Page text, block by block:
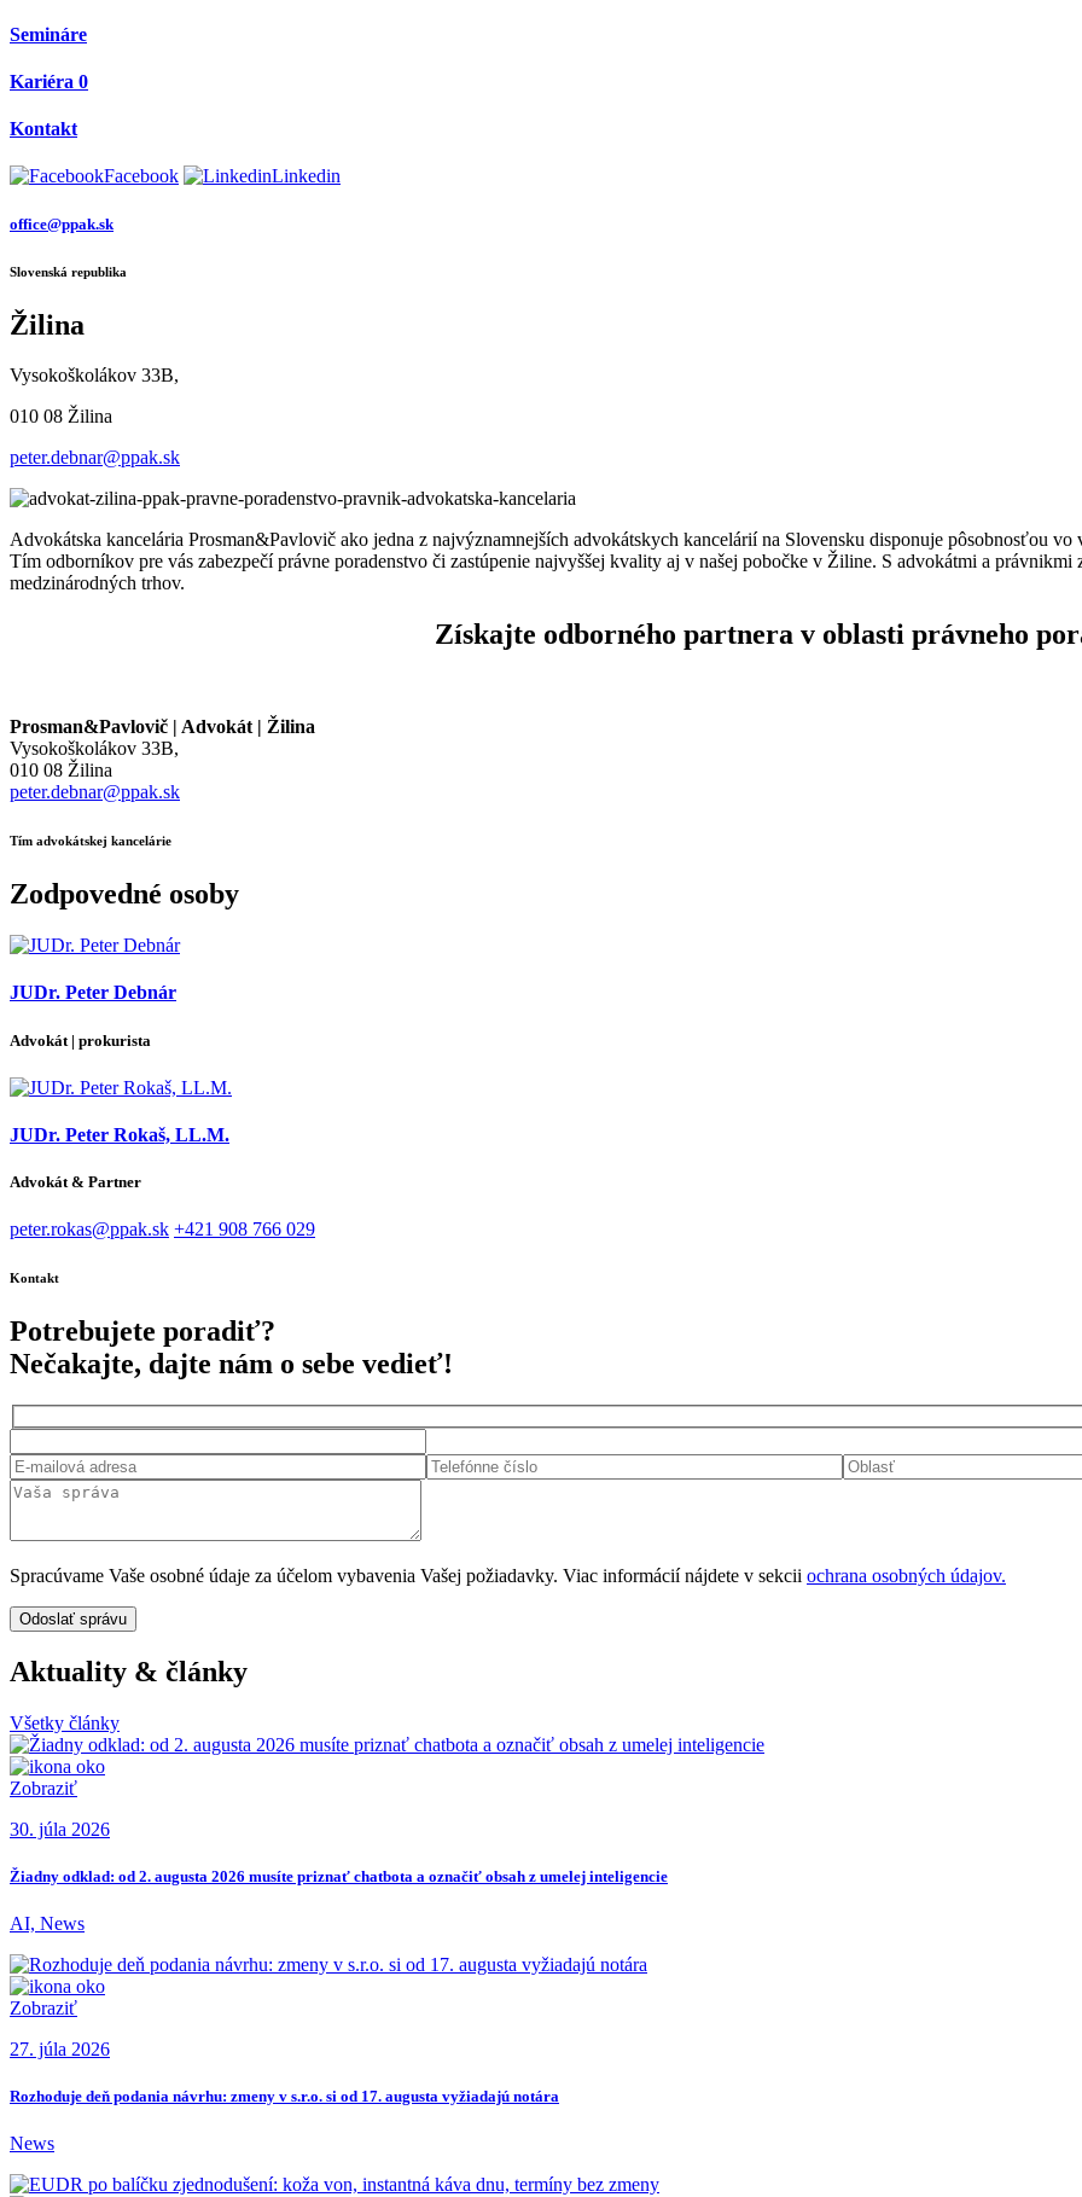
Semináre
Kariéra 0
Kontakt
Facebook Linkedin
office@ppak.sk
Slovenská republika
Žilina
Vysokoškolákov 33B,
010 08 Žilina
peter.debnar@ppak.sk
Advokátska kancelária Prosman&Pavlovič ako jedna z najvýznamnejších advokátskych kancelárií na Slovensku disponuje pôsobnosťou
Tím odborníkov pre vás zabezpečí právne poradenstvo či zastúpenie najvyššej kvality aj v našej pobočke v Žiline. S advokátmi a
medzinárodných trhov.
Získajte odborného partnera v oblasti právneho
Prosman&Pavlovič | Advokát | Žilina
Vysokoškolákov 33B,
010 08 Žilina
peter.debnar@ppak.sk
Tím advokátskej kancelárie
Zodpovedné osoby
JUDr. Peter Debnár
Advokát | prokurista
JUDr. Peter Rokaš, LL.M.
Advokát & Partner
peter.rokas@ppak.sk +421 908 766 029
Kontakt
Potrebujete poradiť?
Nečakajte, dajte nám o sebe vedieť!
Spracúvame Vaše osobné údaje za účelom vybavenia Vašej požiadavky. Viac informácií nájdete v sekcii ochrana osobných údajov.
Odoslať správu
Aktuality & články
Všetky články
Zobraziť
30. júla 2026
Žiadny odklad: od 2. augusta 2026 musíte priznať chatbota a označiť obsah z umelej inteligencie
AI, News
Zobraziť
27. júla 2026
Rozhoduje deň podania návrhu: zmeny v s.r.o. si od 17. augusta vyžiadajú notára
News